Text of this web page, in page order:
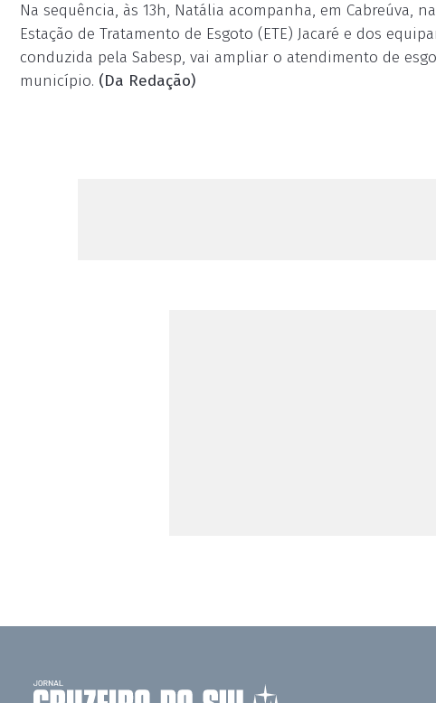
Na sequência, às 13h, Natália acompanha, em Cabreúva,
Estação de Tratamento de Esgoto (ETE) Jacaré e dos
conduzida pela Sabesp, vai ampliar o atendimento de
município. (Da Redação)